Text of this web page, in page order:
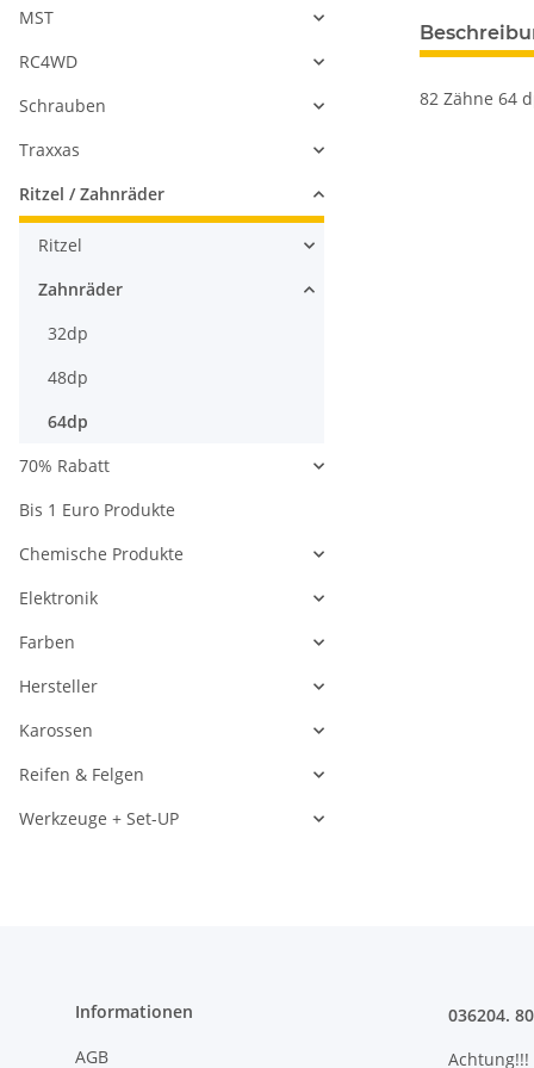
82 Zähne 64
MST
RC4WD
Schrauben
Traxxas
Ritzel / Zahnräder
Ritzel
Zahnräder
32dp
48dp
64dp
70% Rabatt
Bis 1 Euro Produkte
Chemische Produkte
Elektronik
Farben
Hersteller
Karossen
Reifen & Felgen
Werkzeuge + Set-UP
Informationen
AGB
036204.
Achtung!!!